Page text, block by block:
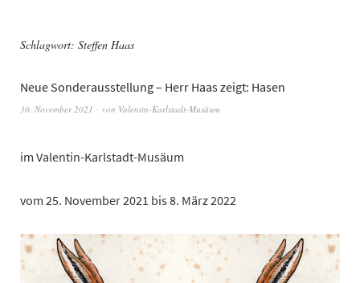
Schlagwort: Steffen Haas
Neue Sonderausstellung – Herr Haas zeigt: Hasen
30. November 2021 von Valentin-Karlstadt-Musäum
im Valentin-Karlstadt-Musäum
vom 25. November 2021 bis 8. März 2022